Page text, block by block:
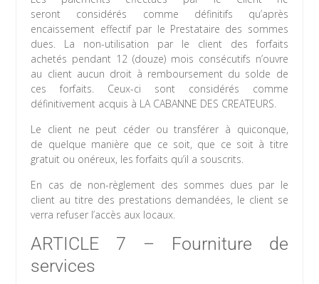
seront considérés comme définitifs qu’après
encaissement effectif par le Prestataire des sommes
dues. La non-utilisation par le client des forfaits
achetés pendant 12 (douze) mois consécutifs n’ouvre
au client aucun droit à remboursement du solde de
ces forfaits. Ceux-ci sont considérés comme
définitivement acquis à LA CABANNE DES CREATEURS.
Le client ne peut céder ou transférer à quiconque,
de quelque manière que ce soit, que ce soit à titre
gratuit ou onéreux, les forfaits qu’il a souscrits.
En cas de non-règlement des sommes dues par le
client au titre des prestations demandées, le client se
verra refuser l’accès aux locaux.
ARTICLE 7 – Fourniture de
services